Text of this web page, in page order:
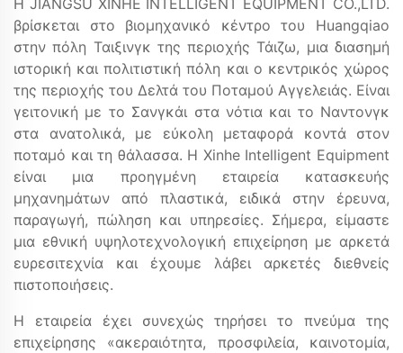
βρίσκεται στο βιομηχανικό κέντρο του Huangqiao
στην πόλη Ταιξινγκ της περιοχής Τάιζω, μια διασημή
ιστορική και πολιτιστική πόλη και ο κεντρικός χώρος
της περιοχής του Δελτά του Ποταμού Αγγελειάς. Είναι
γειτονική με το Σανγκάι στα νότια και το Ναντονγκ
στα ανατολικά, με εύκολη μεταφορά κοντά στον
ποταμό και τη θάλασσα. Η Xinhe Intelligent Equipment
είναι μια προηγμένη εταιρεία κατασκευής
μηχανημάτων από πλαστικά, ειδικά στην έρευνα,
παραγωγή, πώληση και υπηρεσίες. Σήμερα, είμαστε
μια εθνική υψηλοτεχνολογική επιχείρηση με αρκετά
ευρεσιτεχνία και έχουμε λάβει αρκετές διεθνείς
πιστοποιήσεις.
Η εταιρεία έχει συνεχώς τηρήσει το πνεύμα της
επιχείρησης «ακεραιότητα, προσφιλεία, καινοτομία,